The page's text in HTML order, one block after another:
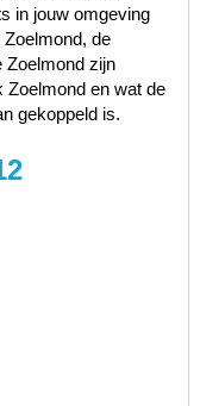
in jouw omgeving
de
Zoelmond zijn
Zoelmond en wat de
gekoppeld is.